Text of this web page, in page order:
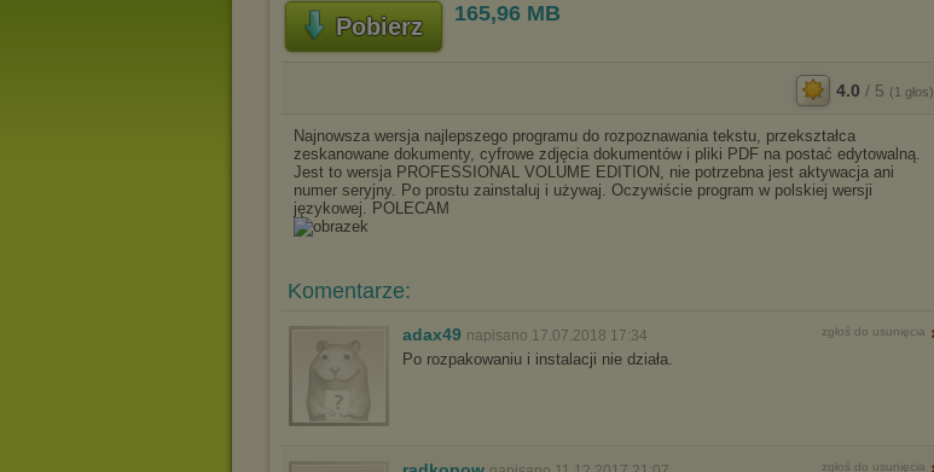
Pobierz 165,96 MB
4.0 / 5 (1 głos)
Najnowsza wersja najlepszego programu do rozpoznawania tekstu, przekształca
zeskanowane dokumenty, cyfrowe zdjęcia dokumentów i pliki PDF na postać edytowalną.
Jest to wersja PROFESSIONAL VOLUME EDITION, nie potrzebna jest aktywacja ani
numer seryjny. Po prostu zainstaluj i używaj. Oczywiście program w polskiej wersji
językowej. POLECAM
Komentarze:
adax49 napisano 17.07.2018 17:34 zgłoś do usunięcia
Po rozpakowaniu i instalacji nie działa.
zgłoś do usunięcia